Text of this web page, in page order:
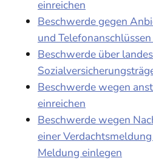
einreichen
Beschwerde gegen
und
Beschwerde über
Beschwerde wegen
einreichen
Beschwerde wegen
einer
Meldung einlegen